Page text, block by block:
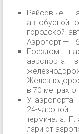
Рейсовые
автобусной
городской
Аэропорт —
Поездом
аэропорта
в 70 метрах
У аэропорта
24-
терминала.
лари от